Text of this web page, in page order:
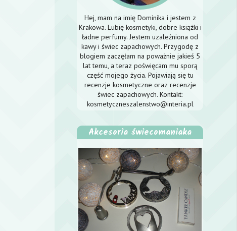
Hej, mam na imię Dominika i jestem z
Krakowa. Lubię kosmetyki, dobre książki i
ładne perfumy. Jestem uzależniona od
kawy i świec zapachowych. Przygodę z
blogiem zaczęłam na poważnie jakieś 5
lat temu, a teraz poświęcam mu sporą
część mojego życia. Pojawiają się tu
recenzje kosmetyczne oraz recenzje
świec zapachowych. Kontakt:
kosmetyczneszalenstwo@interia.pl
Akcesoria świecomaniaka